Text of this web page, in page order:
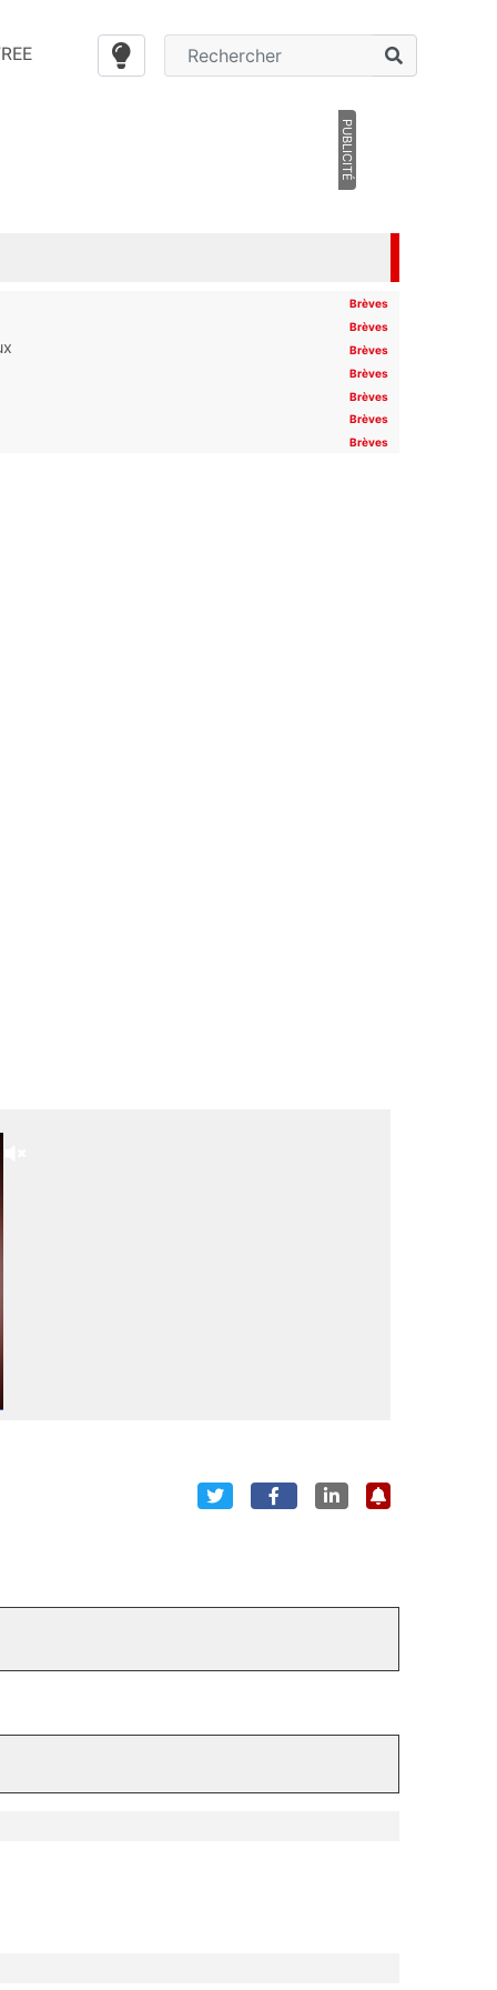
PUBLICITÉ
Brèves
Brèves
Brèves
Brèves
Brèves
Brèves
Brèves